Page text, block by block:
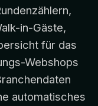
in-Gäste,
für das
Webshops
automatisches